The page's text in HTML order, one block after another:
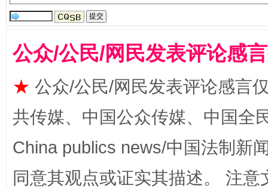
揭批美国五大"原罪" "
公众/公民/网民发表评论感
★ 公众/公民/网民发表评论感言
共传媒、中国公众传媒、中国全
China publics news/中国法制新
同意其观点或证实其描述。 注